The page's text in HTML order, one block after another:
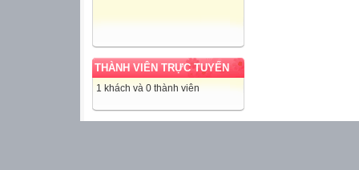
THÀNH VIÊN TRỰC TUYẾN
1 khách và 0 thành viên